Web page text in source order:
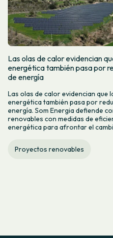
Las olas de calor evidencian
energética también pasa por
de energía
Las olas de calor evidencian que
energética también pasa por
energía. Som Energia defiende
renovables con medidas de
energética para afrontar el
Proyectos renovables